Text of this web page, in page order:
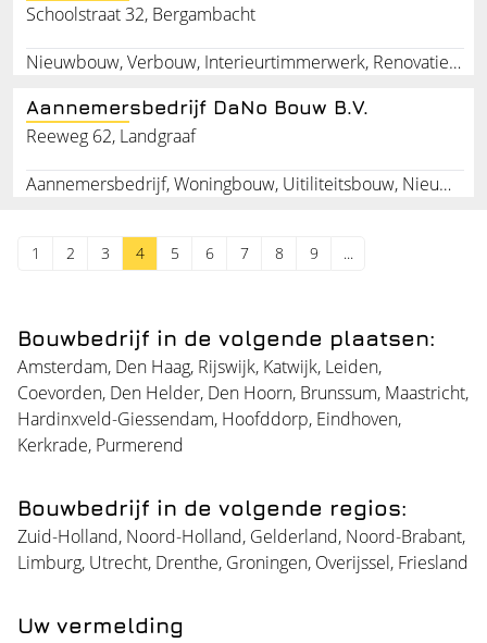
Schoolstraat 32, Bergambacht
Nieuwbouw, Verbouw, Interieurtimmerwerk, Renovatie, Delft, Onderhoud, Sliedrecht, Reparatie, Kozijnreparatie, Bergambacht
Aannemersbedrijf DaNo Bouw B.V.
Reeweg 62, Landgraaf
Aannemersbedrijf, Woningbouw, Uitiliteitsbouw, Nieuwbouw, Badkamers, Keukens, Zonnepanelen, Zonnecollectoren, Afbouwerken, Limburg
1 2 3 4 5 6 7 8 9 ...
Bouwbedrijf in de volgende plaatsen:
Amsterdam, Den Haag, Rijswijk, Katwijk, Leiden,
Coevorden, Den Helder, Den Hoorn, Brunssum, Maastricht,
Hardinxveld-Giessendam, Hoofddorp, Eindhoven,
Kerkrade, Purmerend
Bouwbedrijf in de volgende regios:
Zuid-Holland, Noord-Holland, Gelderland, Noord-Brabant,
Limburg, Utrecht, Drenthe, Groningen, Overijssel, Friesland
Uw vermelding